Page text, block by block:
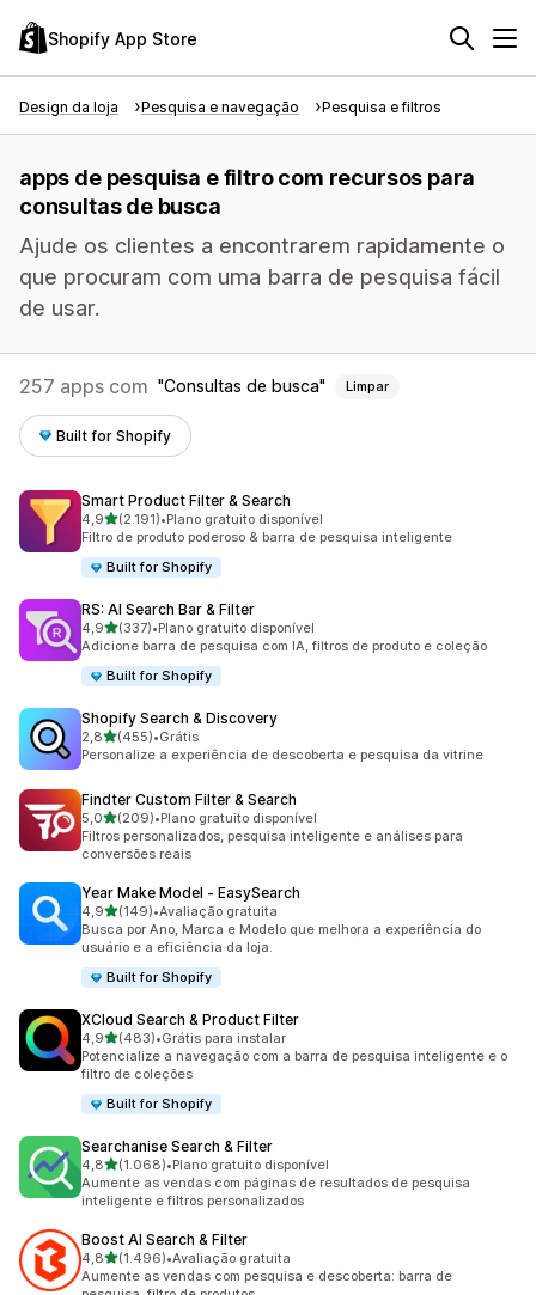
Shopify App Store
Design da loja Pesquisa e navegação Pesquisa e filtros
apps de pesquisa e filtro com recursos para
consultas de busca
Ajude os clientes a encontrarem rapidamente o
que procuram com uma barra de pesquisa fácil
de usar.
257 apps com Consultas de busca Limpar
Built for Shopify
Smart Product Filter & Search
4,9de 5 estrelas
(2.191)
2191 avaliações ao todo
•Plano gratuito disponível
Filtro de produto poderoso & barra de pesquisa inteligente
Built for Shopify
RS: AI Search Bar & Filter
4,9de 5 estrelas
(337)
337 avaliações ao todo
•Plano gratuito disponível
Adicione barra de pesquisa com IA, filtros de produto e coleção
Built for Shopify
Shopify Search & Discovery
2,8de 5 estrelas
(455)
455 avaliações ao todo
•Grátis
Personalize a experiência de descoberta e pesquisa da vitrine
Findter Custom Filter & Search
5,0de 5 estrelas
(209)
209 avaliações ao todo
•Plano gratuito disponível
Filtros personalizados, pesquisa inteligente e análises para
conversões reais
Year Make Model ‑ EasySearch
4,9de 5 estrelas
(149)
149 avaliações ao todo
•Avaliação gratuita
Busca por Ano, Marca e Modelo que melhora a experiência do
usuário e a eficiência da loja.
Built for Shopify
XCloud Search & Product Filter
4,9de 5 estrelas
(483)
483 avaliações ao todo
•Grátis para instalar
Potencialize a navegação com a barra de pesquisa inteligente e o
filtro de coleções
Built for Shopify
Searchanise Search & Filter
4,8de 5 estrelas
(1.068)
1068 avaliações ao todo
•Plano gratuito disponível
Aumente as vendas com páginas de resultados de pesquisa
inteligente e filtros personalizados
Boost AI Search & Filter
4,8de 5 estrelas
(1.496)
1496 avaliações ao todo
•Avaliação gratuita
Aumente as vendas com pesquisa e descoberta: barra de